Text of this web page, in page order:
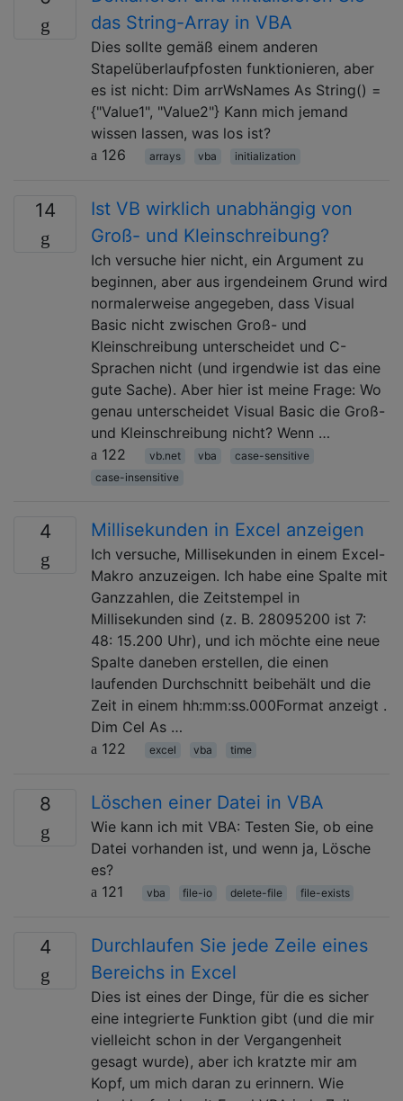
das String-Array in VBA
Dies sollte gemäß einem anderen
Stapelüberlaufpfosten funktionieren, aber
es ist nicht: Dim arrWsNames As String() =
{"Value1", "Value2"} Kann mich jemand
wissen lassen, was los ist?
126
arrays vba initialization
14
Ist VB wirklich unabhängig von
Groß- und Kleinschreibung?
Ich versuche hier nicht, ein Argument zu
beginnen, aber aus irgendeinem Grund wird
normalerweise angegeben, dass Visual
Basic nicht zwischen Groß- und
Kleinschreibung unterscheidet und C-
Sprachen nicht (und irgendwie ist das eine
gute Sache). Aber hier ist meine Frage: Wo
genau unterscheidet Visual Basic die Groß-
und Kleinschreibung nicht? Wenn …
122
vb.net vba
case-sensitive
case-insensitive
4 Millisekunden in Excel anzeigen
Ich versuche, Millisekunden in einem Excel-
Makro anzuzeigen. Ich habe eine Spalte mit
Ganzzahlen, die Zeitstempel in
Millisekunden sind (z. B. 28095200 ist 7:
48: 15.200 Uhr), und ich möchte eine neue
Spalte daneben erstellen, die einen
laufenden Durchschnitt beibehält und die
Zeit in einem hh:mm:ss.000Format anzeigt .
Dim Cel As …
122
excel vba time
8 Löschen einer Datei in VBA
Wie kann ich mit VBA: Testen Sie, ob eine
Datei vorhanden ist, und wenn ja, Lösche
es?
121
vba file-io delete-file file-exists
4
Durchlaufen Sie jede Zeile eines
Bereichs in Excel
Dies ist eines der Dinge, für die es sicher
eine integrierte Funktion gibt (und die mir
vielleicht schon in der Vergangenheit
gesagt wurde), aber ich kratzte mir am
Kopf, um mich daran zu erinnern. Wie